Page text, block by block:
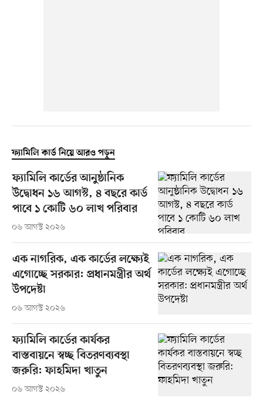
ফ্যামিলি কার্ড নিয়ে আরও পড়ুন
ফ্যামিলি কার্ডের আনুষ্ঠানিক
উদ্বোধন ১৬ আগস্ট, ৪ বছরে কার্ড
পাবে ১ কোটি ৬০ লাখ পরিবার
০৬ আগস্ট ২০২৬
এক নাগরিক, এক কার্ডের লক্ষ্যেই
এগোচ্ছে সরকার: প্রধানমন্ত্রীর অর্থ
উপদেষ্টা
০৬ আগস্ট ২০২৬
ফ্যামিলি কার্ডের কার্যকর
বাস্তবায়নে স্বচ্ছ বিতরণব্যবস্থা
জরুরি: ফাহমিদা খাতুন
০৬ আগস্ট ২০২৬